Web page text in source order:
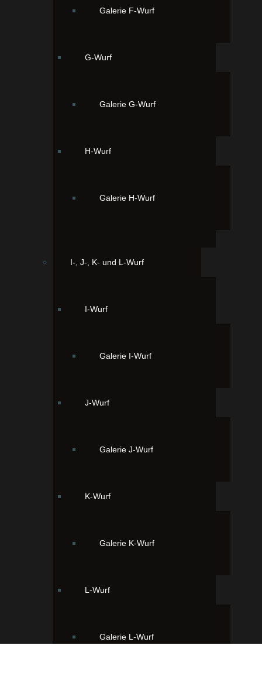
Galerie F-Wurf
G-Wurf
Galerie G-Wurf
H-Wurf
Galerie H-Wurf
I-, J-, K- und L-Wurf
I-Wurf
Galerie I-Wurf
J-Wurf
Galerie J-Wurf
K-Wurf
Galerie K-Wurf
L-Wurf
Galerie L-Wurf